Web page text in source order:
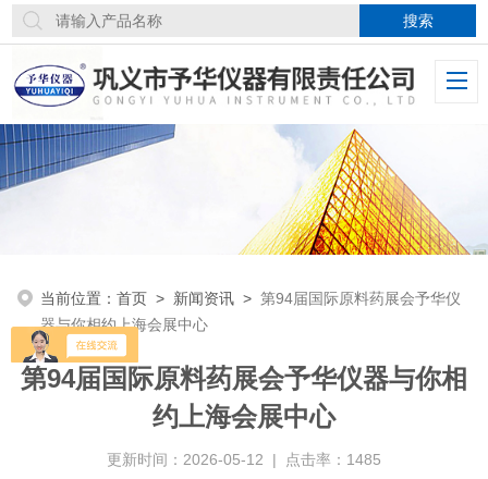
当前位置：首页 > 新闻资讯 >第94届国际原料药展会予华仪
器与你相约上海会展中心
第94届国际原料药展会予华仪器与你相
约上海会展中心
更新时间：2026-05-12 | 点击率：1485